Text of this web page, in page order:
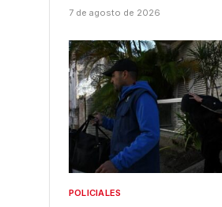
7 de agosto de 2026
POLICIALES